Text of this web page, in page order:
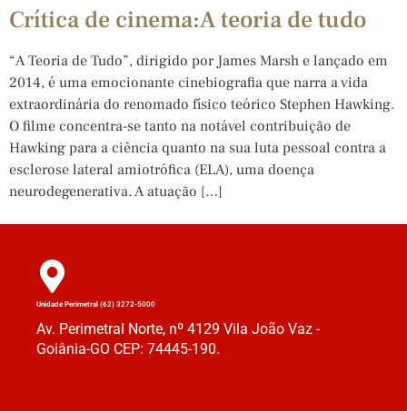
Crítica de cinema:A teoria de tudo
“A Teoria de Tudo”, dirigido por James Marsh e lançado em
2014, é uma emocionante cinebiografia que narra a vida
extraordinária do renomado físico teórico Stephen Hawking.
O filme concentra-se tanto na notável contribuição de
Hawking para a ciência quanto na sua luta pessoal contra a
esclerose lateral amiotrófica (ELA), uma doença
neurodegenerativa. A atuação […]
Unidade Perimetral (62) 3272-5000
Av. Perimetral Norte, nº 4129 Vila João Vaz -
Goiânia-GO CEP: 74445-190.